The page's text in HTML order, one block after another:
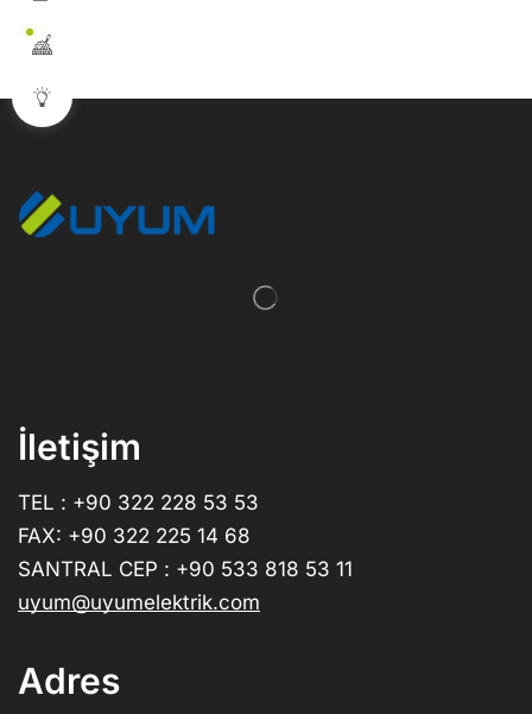
İletişim
TEL : +90 322 228 53 53
FAX: +90 322 225 14 68
SANTRAL CEP : +90 533 818 53 11
uyum@uyumelektrik.com
Adres